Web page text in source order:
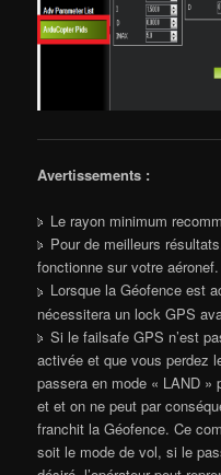
Avertissements :
Le rayon minimum
Pour de meilleurs
fonctionne sur votre aéronef.
Lorsque la Géofence est
nécessitera un lock GPS
Si le failsafe GPS n’est
activée et que vous perdez
passera en mode « LAND »
et et on ne peut par
franchit la Géofence. Ce
soit le mode de vol, si le